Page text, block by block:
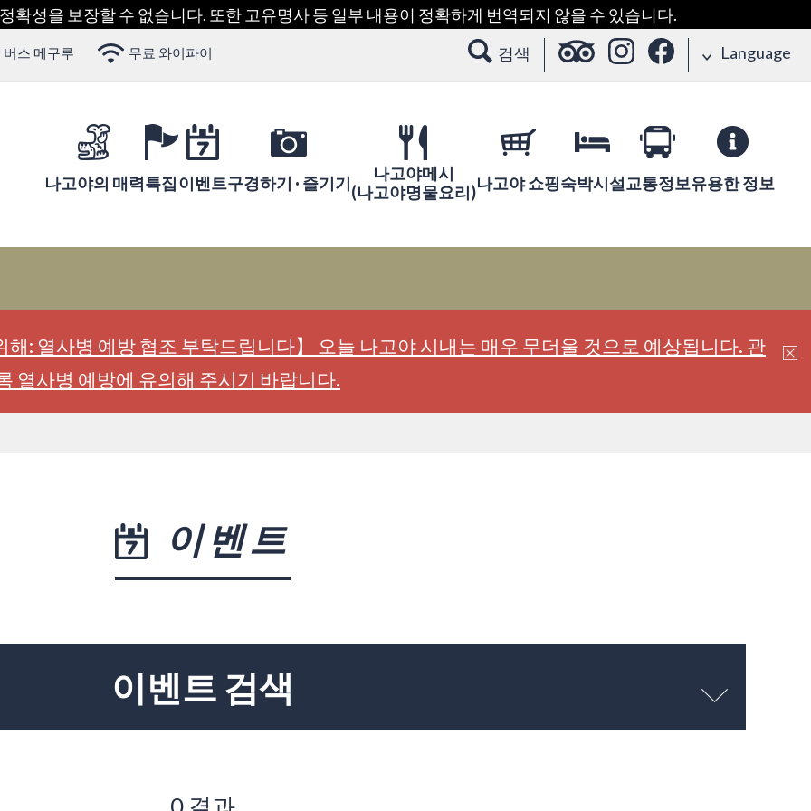
확성을 보장할 수 없습니다. 또한 고유명사 등 일부 내용이 정확하게 번역되지 않을 수 있습니다.
버스 메구루 무료 와이파이 검색 Language
나고야의 매력특집이벤트구경하기 · 즐기기
나고야메시
(나고야명물요리)나고야 쇼핑숙박시설교통정보유용한 정보
해: 열사병 예방 협조 부탁드립니다】 오늘 나고야 시내는 매우 무더울 것으로 예상됩니다. 관
열사병 예방에 유의해 주시기 바랍니다.
이벤트
이벤트 검색
0 결과